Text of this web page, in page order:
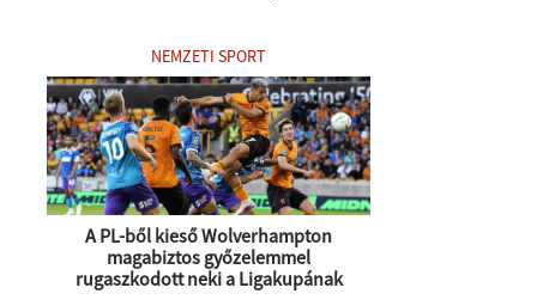
NEMZETI SPORT
A PL-ből kieső Wolverhampton
magabiztos győzelemmel
rugaszkodott neki a Ligakupának